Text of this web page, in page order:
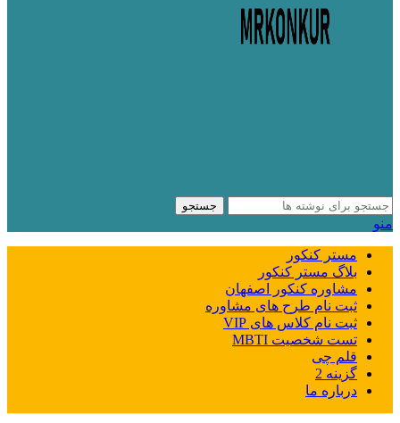
جستجو
منو
مستر کنکور
بلاگ مستر کنکور
مشاوره کنکور اصفهان
ثبت نام طرح های مشاوره
ثبت نام کلاس های VIP
تست شخصیت MBTI
قلم چی
گزینه 2
درباره ما